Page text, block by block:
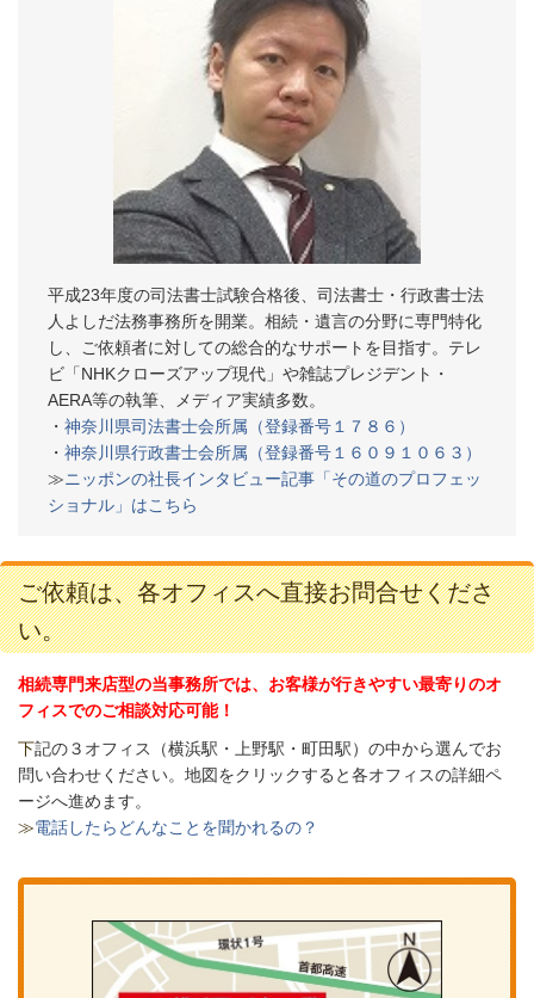
平成23年度の司法書士試験合格後、司法書士・行政書士法
人よしだ法務事務所を開業。相続・遺言の分野に専門特化
し、ご依頼者に対しての総合的なサポートを目指す。テレ
ビ「NHKクローズアップ現代」や雑誌プレジデント・
AERA等の執筆、メディア実績多数。
・ 神奈川県司法書士会所属（登録番号１７８６）
・ 神奈川県行政書士会所属（登録番号１６０９１０６３）
≫ニッポンの社長インタビュー記事「その道のプロフェッ
ショナル」はこちら
ご依頼は、各オフィスへ直接お問合せくださ
い。
相続専門来店型の当事務所では、お客様が行きやすい最寄りのオ
フィスでのご相談対応可能！
下記の３オフィス（横浜駅・上野駅・町田駅）の中から選んでお
問い合わせください。 地図をクリックすると各オフィスの詳細ペ
ージへ進めます。
≫電話したらどんなことを聞かれるの？